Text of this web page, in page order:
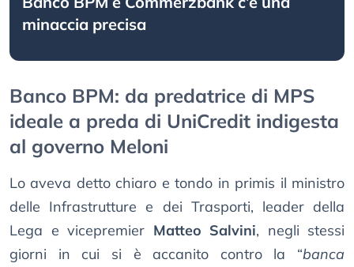
minaccia precisa
Banco BPM: da predatrice di MPS
ideale a preda di UniCredit indigesta
al governo Meloni
Lo aveva detto chiaro e tondo in primis il ministro
delle Infrastrutture e dei Trasporti, leader della
Lega e vicepremier Matteo Salvini, negli stessi
giorni in cui si è accanito contro la “banca